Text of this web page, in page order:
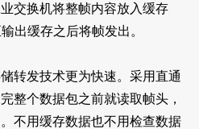
交换机将整帧内容放入缓存
出缓存之后将帧发出。
转发技术更为快速。采用直通
整个数据包之前就读取帧头，
不用缓存数据也不用检查数据